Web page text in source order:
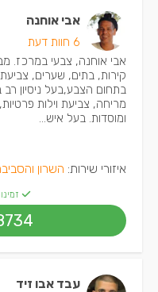
אבי אוחנה
6 חוות דעת
אבי אוחנה, צבעי במרכז.
בתחום הצבע,בעל ניסיון
מריחה, צביעת וילות
ומוסדות. בעל איש...
איזורי שירות: השרון
עבד אבו זיד